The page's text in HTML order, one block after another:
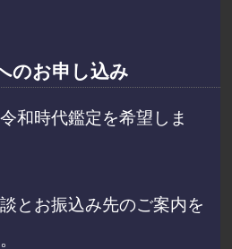
のお申し込み
和時代鑑定を希望しま
とお振込み先のご案内を